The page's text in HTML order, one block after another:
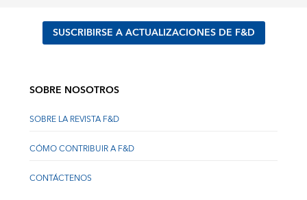
SUSCRIBIRSE A ACTUALIZACIONES DE F&D
SOBRE NOSOTROS
SOBRE LA REVISTA F&D
CÓMO CONTRIBUIR A F&D
CONTÁCTENOS